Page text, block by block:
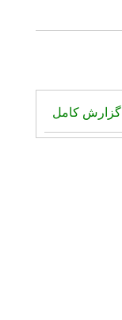
گزارش کامل